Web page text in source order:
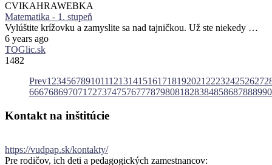
CVIKAHRAWEBKA
Matematika - 1. stupeň
Vylúštite krížovku a zamyslite sa nad tajničkou. Už ste niekedy …
6 years ago
TOGlic.sk
1482
Prev1 23456789101112131415161718192021 222324252627
666768697071 72737475767778798081828384858687888990
Kontakt na inštitúcie
https://vudpap.sk/kontakty/
Pre rodičov, ich deti a pedagogických zamestnancov: